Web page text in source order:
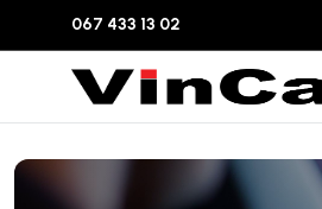
067 433 13 02